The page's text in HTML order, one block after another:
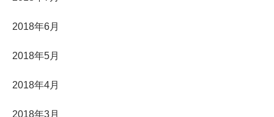
2018年6月
2018年5月
2018年4月
2018年3月